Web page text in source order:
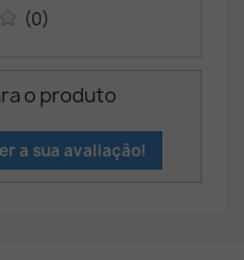
(0)
o produto
a sua avaliação!